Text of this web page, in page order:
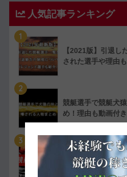
人気記事ランキング
1
【2021版】引退し
された選手や理由
2
競艇選手で競艇犬
め！理由も動画付
3
【実費で検証】競
た！特徴や評判・